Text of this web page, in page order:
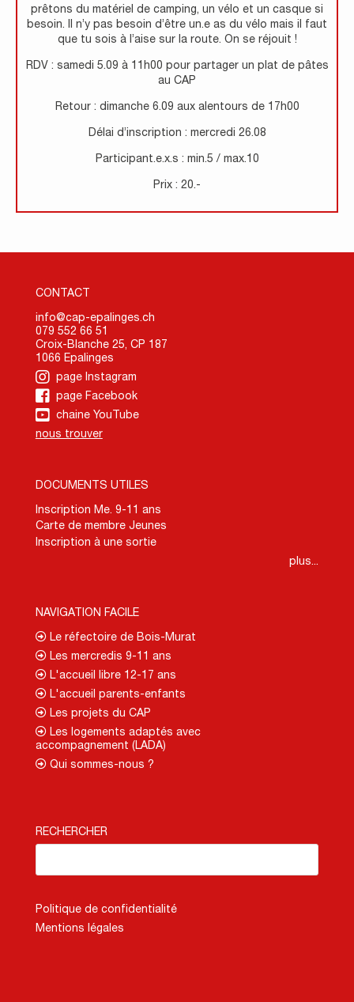
prêtons du matériel de camping, un vélo et un casque si
besoin. Il n’y pas besoin d’être un.e as du vélo mais il faut
que tu sois à l’aise sur la route. On se réjouit !
RDV : samedi 5.09 à 11h00 pour partager un plat de pâtes
au CAP
Retour : dimanche 6.09 aux alentours de 17h00
Délai d’inscription : mercredi 26.08
Participant.e.x.s : min.5 / max.10
Prix : 20.-
CONTACT
info@cap-epalinges.ch
079 552 66 51
Croix-Blanche 25, CP 187
1066 Epalinges
page Instagram
page Facebook
chaine YouTube
nous trouver
DOCUMENTS UTILES
Inscription Me. 9-11 ans
Carte de membre Jeunes
Inscription à une sortie
plus...
NAVIGATION FACILE
Le réfectoire de Bois-Murat
Les mercredis 9-11 ans
L'accueil libre 12-17 ans
L'accueil parents-enfants
Les projets du CAP
Les logements adaptés avec
accompagnement (LADA)
Qui sommes-nous ?
RECHERCHER
Politique de confidentialité
Mentions légales